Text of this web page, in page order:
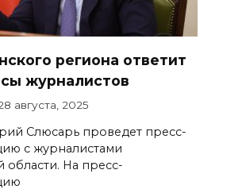
региона ответит
журналистов
августа, 2025
Слюсарь проведет пресс-
с журналистами
области. На пресс-